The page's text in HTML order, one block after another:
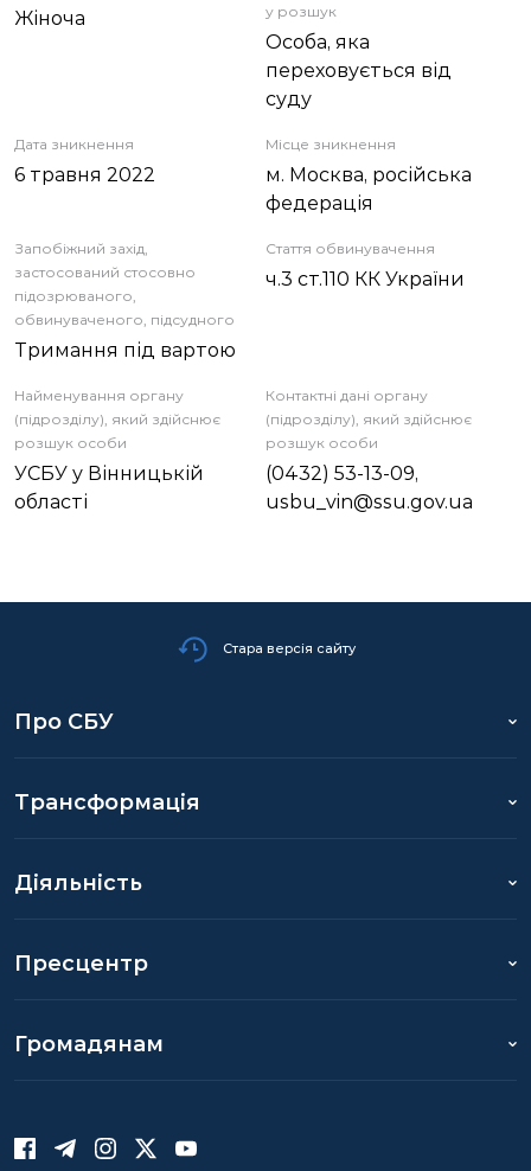
Жіноча
у розшук
Особа, яка
переховується від
суду
Дата зникнення
6 травня 2022
Місце зникнення
м. Москва, російська
федерація
Запобіжний захід,
застосований стосовно
підозрюваного,
обвинуваченого, підсудного
Тримання під вартою
Стаття обвинувачення
ч.3 ст.110 КК України
Найменування органу
(підрозділу), який здійснює
розшук особи
УСБУ у Вінницькій
області
Контактні дані органу
(підрозділу), який здійснює
розшук особи
(0432) 53-13-09,
usbu_vin@ssu.gov.ua
Стара версія сайту
Про СБУ
Трансформація
Діяльність
Пресцентр
Громадянам